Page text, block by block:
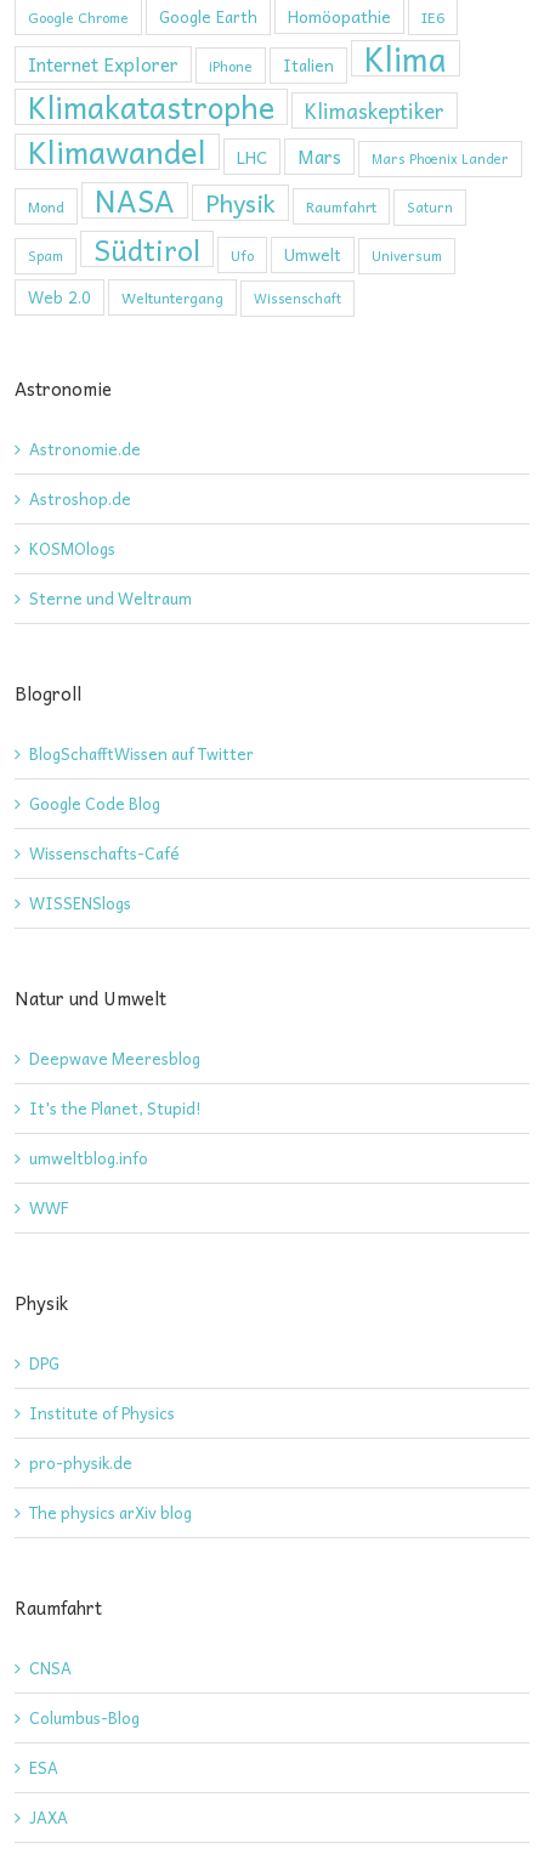
Google Chrome Google Earth Homöopathie IE6
Internet Explorer iPhone Italien Klima
Klimakatastrophe Klimaskeptiker
Klimawandel LHC Mars Mars Phoenix Lander
Mond NASA Physik Raumfahrt Saturn
Spam Südtirol Ufo Umwelt Universum
Web 2.0 Weltuntergang Wissenschaft
Astronomie
Astronomie.de
Astroshop.de
KOSMOlogs
Sterne und Weltraum
Blogroll
BlogSchafftWissen auf Twitter
Google Code Blog
Wissenschafts-Café
WISSENSlogs
Natur und Umwelt
Deepwave Meeresblog
It's the Planet, Stupid!
umweltblog.info
WWF
Physik
DPG
Institute of Physics
pro-physik.de
The physics arXiv blog
Raumfahrt
CNSA
Columbus-Blog
ESA
JAXA